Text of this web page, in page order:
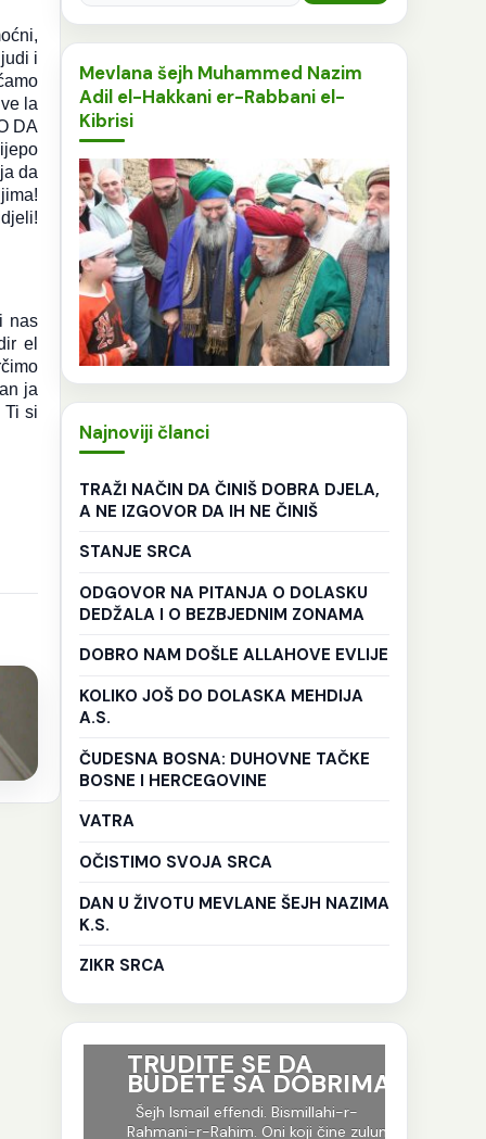
i
la
DA
da
nas
el
ja
Ti si
Mevlana šejh Muhammed Nazim
Adil el-Hakkani er-Rabbani el-
Kibrisi
Najnoviji članci
TRAŽI NAČIN DA ČINIŠ DOBRA DJELA,
A NE IZGOVOR DA IH NE ČINIŠ
STANJE SRCA
ODGOVOR NA PITANJA O DOLASKU
DEDŽALA I O BEZBJEDNIM ZONAMA
DOBRO NAM DOŠLE ALLAHOVE EVLIJE
KOLIKO JOŠ DO DOLASKA MEHDIJA
A.S.
ČUDESNA BOSNA: DUHOVNE TAČKE
BOSNE I HERCEGOVINE
VATRA
OČISTIMO SVOJA SRCA
DAN U ŽIVOTU MEVLANE ŠEJH NAZIMA
K.S.
ZIKR SRCA
TRUDITE SE DA
BUDETE SA DOBRIMA
Šejh Ismail effendi. Bismillahi-r-
Rahmani-r-Rahim. Oni koji čine zulum